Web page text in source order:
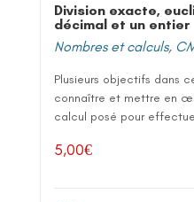
Division exacte,
décimal et un entier
Nombres et calculs,
Plusieurs objectifs dans
connaître et mettre en
calcul posé pour
5,00€